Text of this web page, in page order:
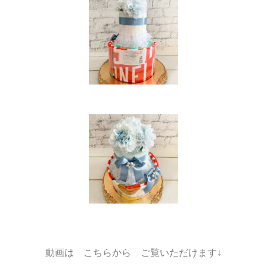
動画は こちらから ご覧いただけます↓